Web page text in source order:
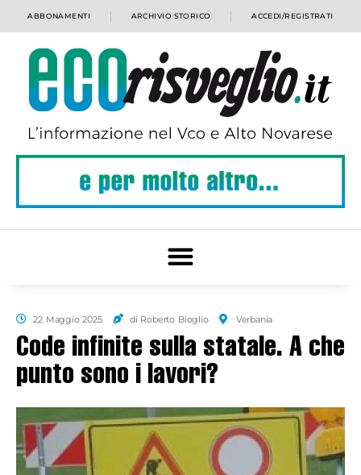
ABBONAMENTI ARCHIVIO STORICO ACCEDI/REGISTRATI
22 Maggio 2025 di Roberto Bioglio Verbania
Code infinite sulla statale. A che
punto sono i lavori?